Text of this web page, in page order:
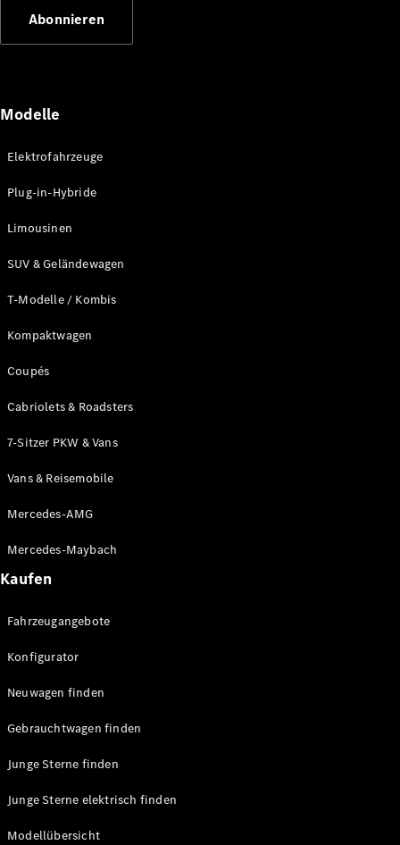
Alle Vans
V-Klasse
Konfigurator
Mercedes-
Mercedes-Benz Store
Abonnieren
Modelle
Elektrofahrzeuge
Plug-in-Hybride
Limousinen
SUV & Geländewagen
T-Modelle / Kombis
Kompaktwagen
Coupés
Cabriolets & Roadsters
7-Sitzer PKW & Vans
Vans & Reisemobile
Mercedes-AMG
Mercedes-Maybach
Kaufen
Fahrzeugangebote
Konfigurator
Neuwagen finden
Gebrauchtwagen finden
Junge Sterne finden
Junge Sterne elektrisch finden
Modellübersicht